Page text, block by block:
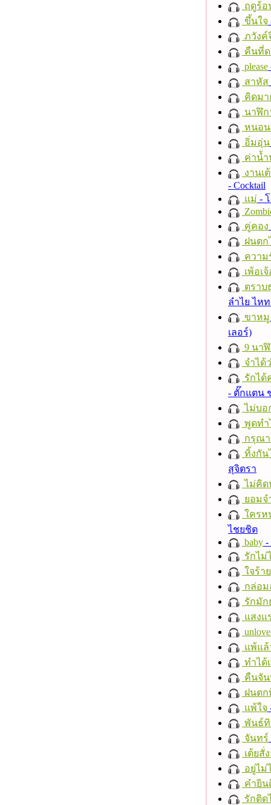
ฤดูร้อ
ขึ้นใจ
ภวังค์
คืนที่ด
please
สาหัส
คิดมา
นาฬิก
หนอน
อิ่มอุ่น
ค่าน้
งานเ
- Cocktail
แม่ -
คู่คอง
ฝนตก
ความ
เพ้อเ
ตราบ
ลำไย ไห
ขาหมู
เลอร์)
9 นา
จำได้
รักได้
- ตั๊กแตน
ไม่บอ
พูดทำ
กรุณา
ทิ้งกัน
สุจิตรา
ไม่คิด
ยอม
ใครห
ไชยชิต
baby -
รักไม่
ใจร้าย
กล่อม
รักมัก
แสงแ
แพ้แล้
ทำได้
คืนจั
ฝนตก
แพ้ใจ
พันธ์
จันทร์
เต้ยสั่
อยู่ไม่
คำยิน
รักติด